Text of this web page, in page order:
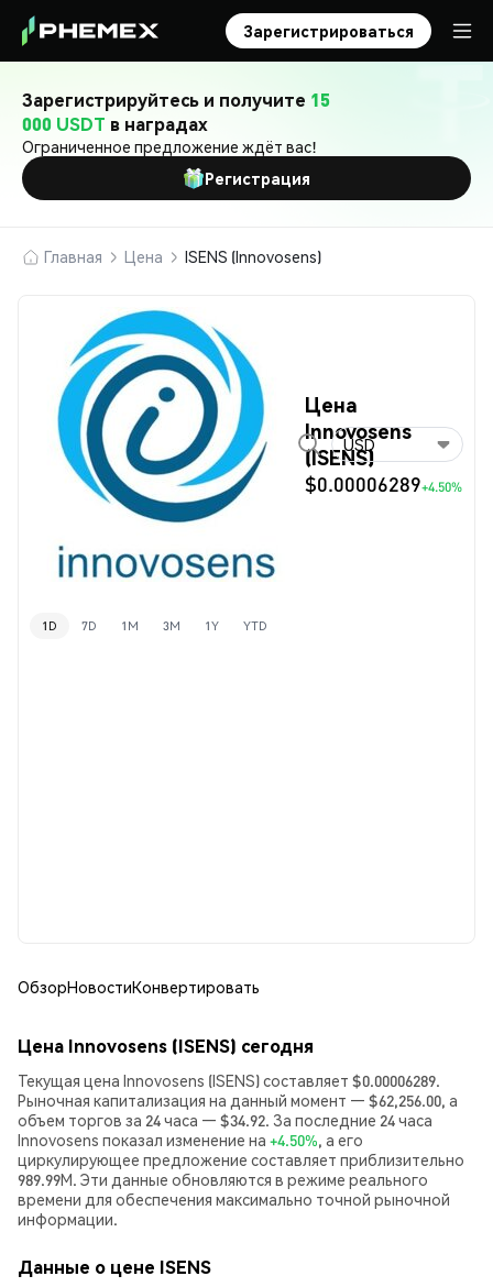
Зарегистрироваться
Зарегистрируйтесь и получите 15
000 USDT в наградах
Ограниченное предложение ждёт вас!
Регистрация
Главная Цена ISENS (Innovosens)
Цена
Innovosens
(ISENS)
$0.00006289+4.50%
USD
1D 7D 1M 3M 1Y YTD
ОбзорНовостиКонвертировать
Цена Innovosens (ISENS) сегодня
Текущая цена Innovosens (ISENS) составляет $0.00006289.
Рыночная капитализация на данный момент — $62,256.00, а
объем торгов за 24 часа — $34.92. За последние 24 часа
Innovosens показал изменение на +4.50%, а его
циркулирующее предложение составляет приблизительно
989.99M. Эти данные обновляются в режиме реального
времени для обеспечения максимально точной рыночной
информации.
Данные о цене ISENS